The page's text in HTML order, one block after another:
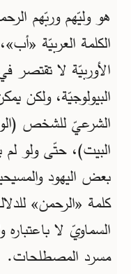
هو وليّهم وربّهم
الكلمة العربيّة
الأوربيّة لا تقتصر
البيولوجيّة، ولكن
الشرعيّ للشخص
البيت)، حتّى ولو
بعض اليهود
كلمة «الرحمن»
السماويّ لا باعتباره
مسرد المصطلحات.